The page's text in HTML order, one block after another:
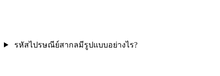
รหัสไปรษณีย์สากลมีรูปแบบอย่างไร?